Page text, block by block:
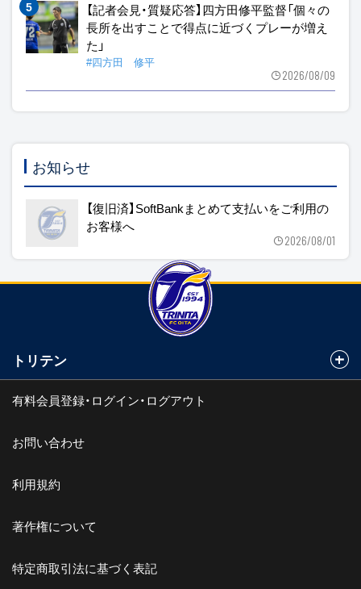
【記者会見・質疑応答】四方田修平監督「個々の
長所を出すことで得点に近づくプレーが増え
た」
#四方田 修平
2026/08/09
お知らせ
【復旧済】SoftBankまとめて支払いをご利用の
お客様へ
2026/08/01
トリテン
有料会員登録・ログイン・ログアウト
お問い合わせ
利用規約
著作権について
特定商取引法に基づく表記